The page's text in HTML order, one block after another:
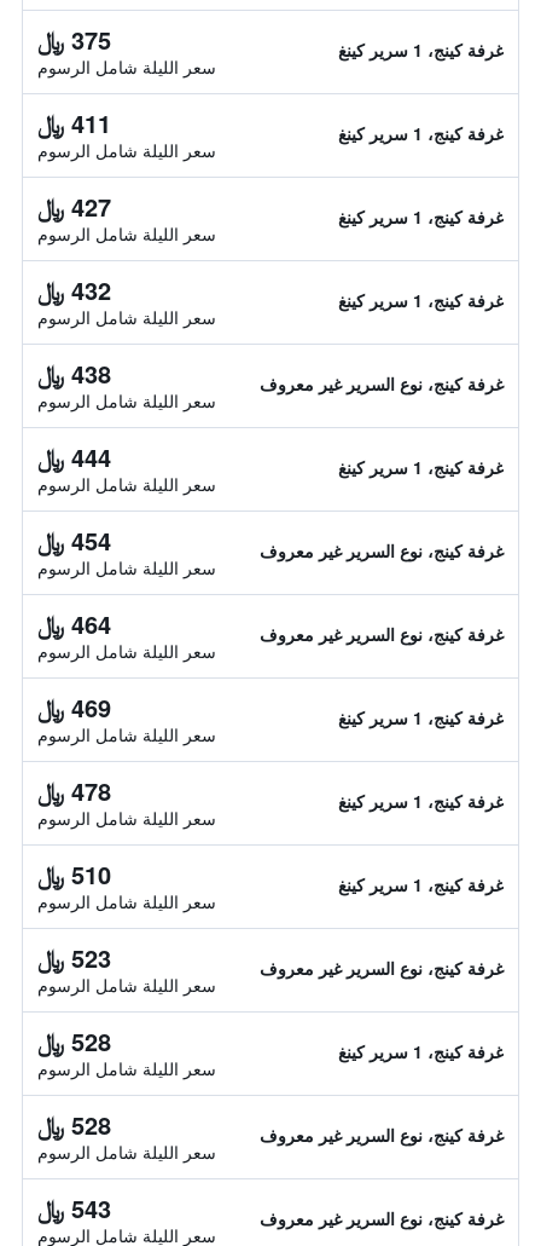
غرفة كينج، 1 سرير كينغ 375 ﷼
سعر الليلة شامل الرسوم
غرفة كينج، 1 سرير كينغ 411 ﷼
سعر الليلة شامل الرسوم
غرفة كينج، 1 سرير كينغ 427 ﷼
سعر الليلة شامل الرسوم
غرفة كينج، 1 سرير كينغ 432 ﷼
سعر الليلة شامل الرسوم
غرفة كينج، نوع السرير غير معروف 438 ﷼
سعر الليلة شامل الرسوم
غرفة كينج، 1 سرير كينغ 444 ﷼
سعر الليلة شامل الرسوم
غرفة كينج، نوع السرير غير معروف 454 ﷼
سعر الليلة شامل الرسوم
غرفة كينج، نوع السرير غير معروف 464 ﷼
سعر الليلة شامل الرسوم
غرفة كينج، 1 سرير كينغ 469 ﷼
سعر الليلة شامل الرسوم
غرفة كينج، 1 سرير كينغ 478 ﷼
سعر الليلة شامل الرسوم
غرفة كينج، 1 سرير كينغ 510 ﷼
سعر الليلة شامل الرسوم
غرفة كينج، نوع السرير غير معروف 523 ﷼
سعر الليلة شامل الرسوم
غرفة كينج، 1 سرير كينغ 528 ﷼
سعر الليلة شامل الرسوم
غرفة كينج، نوع السرير غير معروف 528 ﷼
سعر الليلة شامل الرسوم
غرفة كينج، نوع السرير غير معروف 543 ﷼
سعر الليلة شامل الرسوم